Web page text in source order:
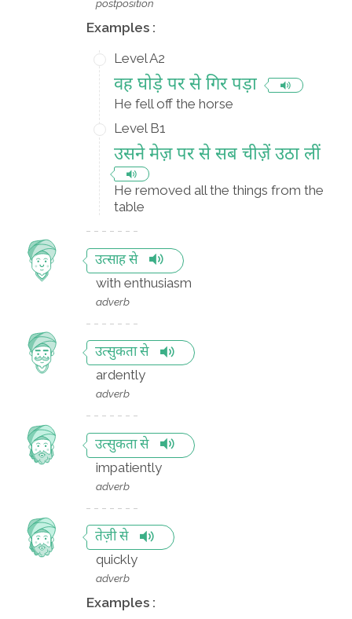
postposition
Examples :
Level A2
वह घोड़े पर से गिर पड़ा
He fell off the horse
Level B1
उसने मेज़ पर से सब चीज़ें उठा लीं
He removed all the things from the
table
उत्साह से
with enthusiasm
adverb
उत्सुकता से
ardently
adverb
उत्सुकता से
impatiently
adverb
तेज़ी से
quickly
adverb
Examples :